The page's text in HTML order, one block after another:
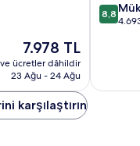
Güncel
fiyat:
7.978 TL
7.978 TL
ücretler dâhildir
23 Ağu - 24 Ağu
Kent
Merkezi
10
8,8
karşılaştırın